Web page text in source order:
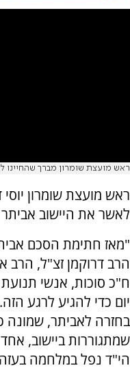
ראש מועצת שומרון מברך שהחיינו
ראש מועצת שומרון
לאשר את היישוב אביתר
"מאז חתימת הסכם
הרב דרוקמן זצ"ל, הרב
ח"כ סוכות, אנשי
יום כדי להגיע לרגע
שמתגוררות ביישוב,
הי"ד נפל במלחמה